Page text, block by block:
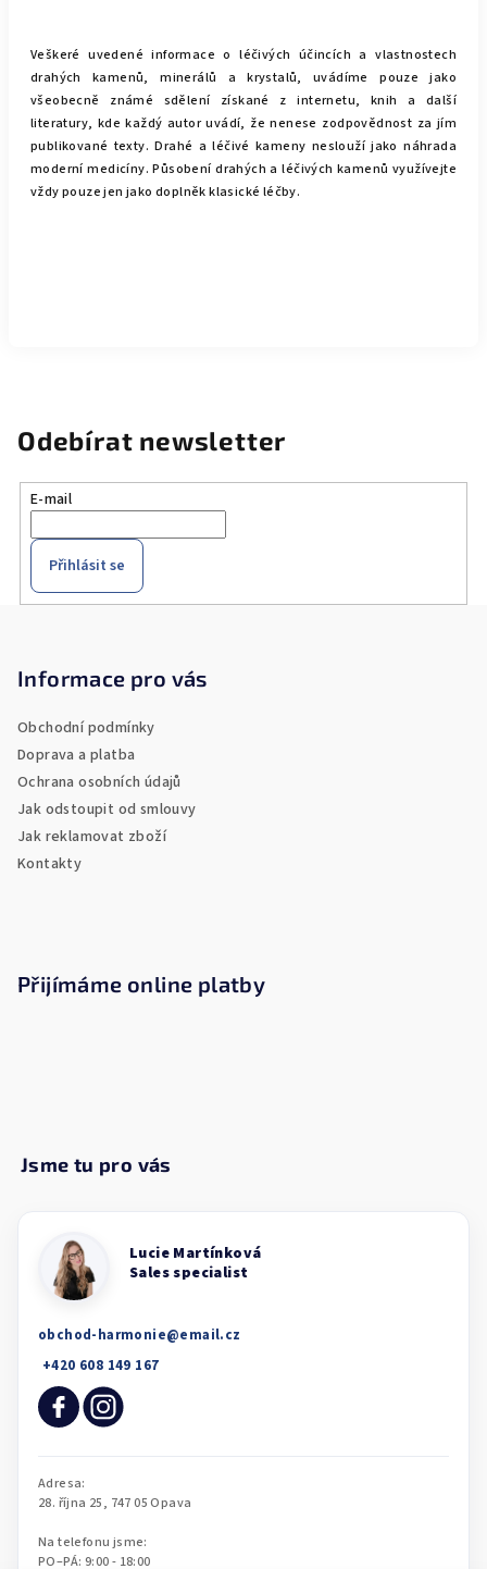
Veškeré uvedené informace o léčivých účincích a vlastnostech
drahých kamenů, minerálů a krystalů, uvádíme pouze jako
všeobecně známé sdělení získané z internetu, knih a další
literatury, kde každý autor uvádí, že nenese zodpovědnost za jím
publikované texty. Drahé a léčivé kameny neslouží jako náhrada
moderní medicíny. Působení drahých a léčivých kamenů využívejte
vždy pouze jen jako doplněk klasické léčby.
Odebírat newsletter
E-mail
Přihlásit se
Informace pro vás
Obchodní podmínky
Doprava a platba
Ochrana osobních údajů
Jak odstoupit od smlouvy
Jak reklamovat zboží
Kontakty
Přijímáme online platby
obchod-harmonie@email.cz